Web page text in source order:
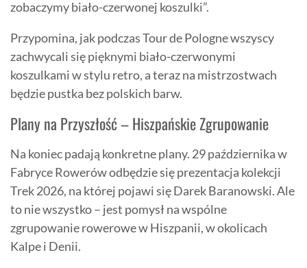
zobaczymy biało-czerwonej koszulki”.
Przypomina, jak podczas Tour de Pologne wszyscy
zachwycali się pięknymi biało-czerwonymi
koszulkami w stylu retro, a teraz na mistrzostwach
będzie pustka bez polskich barw.
Plany na Przyszłość – Hiszpańskie Zgrupowanie
Na koniec padają konkretne plany. 29 października w
Fabryce Rowerów odbędzie się prezentacja kolekcji
Trek 2026, na której pojawi się Darek Baranowski. Ale
to nie wszystko – jest pomysł na wspólne
zgrupowanie rowerowe w Hiszpanii, w okolicach
Kalpe i Denii.